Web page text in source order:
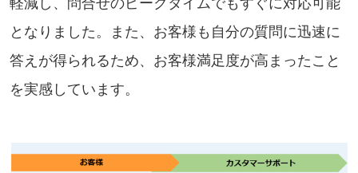
となりました。また、お客様も自分の質問に迅速に
答えが得られるため、お客様満足度が高まったこと
を実感しています。